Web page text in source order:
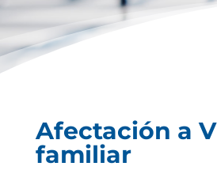
Afectación a
familiar